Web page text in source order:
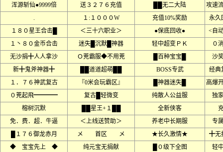
浑源斩仙●9999倍
送３２７６充值 ██无二大陆
攻速
.
１:１０００W 充值10%奖励
永
１８０星王合击█
＜三十六职业＞ ●保底回收●
<自
１丶８０金币合击
迷失█沉默█神器 轻中超变ＰＫ
０
无沙捐╋人人拿沙
Ｏ茺霸服◆不用茺 █百种宝宝█
沙
新╋鬼斧神器╋
██道道超萌██ BOSS专武
经典
１．７６神武复古
『0米会玩霸区』 █神器迷失█
高爆
０茺起飛━━━━
复古█轻微变 纯散人公益服
独
榕树沉默
██星王+１██ 全新侠客
免．费．超．牛逼
＜上线送赞助＞ 养老中长期服
专
█１７６御龙赤月
メ 首区 メ ★长久激情★
╋无
◆ 宝宝先上 ◆
纯元宝无捐献 █０级下全图
轻